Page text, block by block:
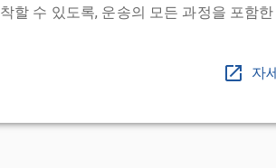
할 수 있도록, 운송의 모든 과정을 포함한
자